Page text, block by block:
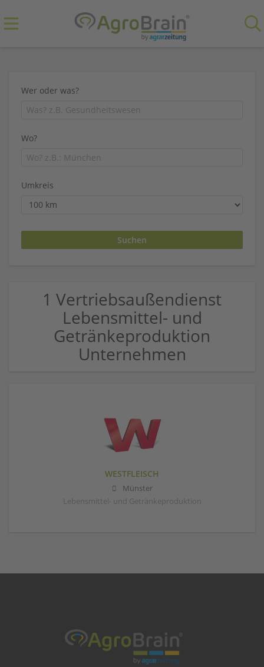
Wer oder was?
Wo?
Umkreis
1 Vertriebsaußendienst
Lebensmittel- und
Getränkeproduktion
Unternehmen
WESTFLEISCH
Münster
Lebensmittel- und Getränkeproduktion